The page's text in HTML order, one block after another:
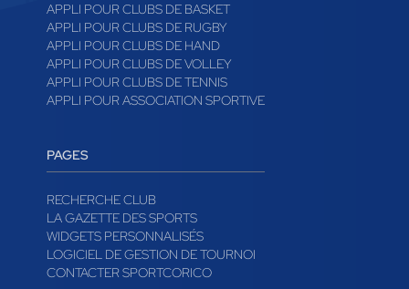
APPLI POUR CLUBS DE BASKET
APPLI POUR CLUBS DE RUGBY
APPLI POUR CLUBS DE HAND
APPLI POUR CLUBS DE VOLLEY
APPLI POUR CLUBS DE TENNIS
APPLI POUR ASSOCIATION SPORTIVE
PAGES
RECHERCHE CLUB
LA GAZETTE DES SPORTS
WIDGETS PERSONNALISÉS
LOGICIEL DE GESTION DE TOURNOI
CONTACTER SPORTCORICO